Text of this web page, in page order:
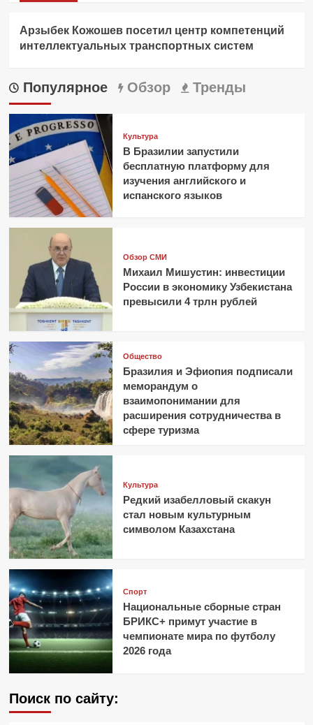
Арзыбек Кожошев посетил центр компетенций
интеллектуальных транспортных систем
Популярное Обзор Тренды
Культура
В Бразилии запустили
бесплатную платформу для
изучения английского и
испанского языков
Обзор СМИ
Михаил Мишустин: инвестиции
России в экономику Узбекистана
превысили 4 трлн рублей
Общество
Бразилия и Эфиопия подписали
меморандум о
взаимопонимании для
расширения сотрудничества в
сфере туризма
Культура
Редкий изабелловый скакун
стал новым культурным
символом Казахстана
Спорт
Национальные сборные стран
БРИКС+ примут участие в
чемпионате мира по футболу
2026 года
Поиск по сайту: